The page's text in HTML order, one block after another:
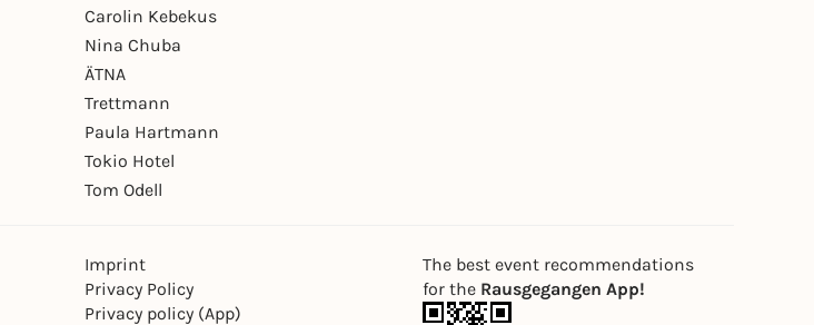
Carolin Kebekus
Nina Chuba
ÄTNA
Trettmann
Paula Hartmann
Tokio Hotel
Tom Odell
Imprint
Privacy Policy
Privacy policy (App)
The best event recommendations
for the Rausgegangen App!